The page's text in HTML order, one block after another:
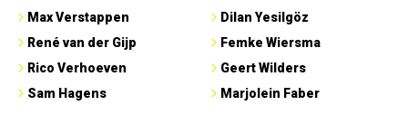
Max Verstappen
René van der Gijp
Rico Verhoeven
Sam Hagens
Dilan Yesilgöz
Femke Wiersma
Geert Wilders
Marjolein Faber